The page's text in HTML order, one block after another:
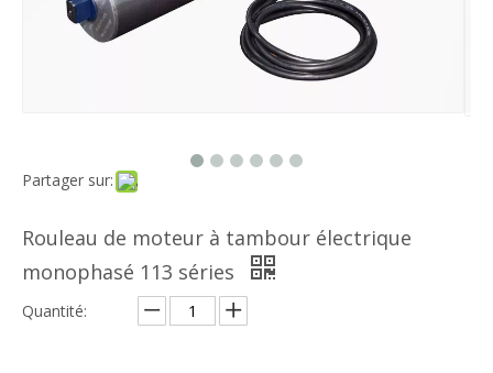
Partager sur:
Rouleau de moteur à tambour électrique
monophasé 113 séries
Quantité: